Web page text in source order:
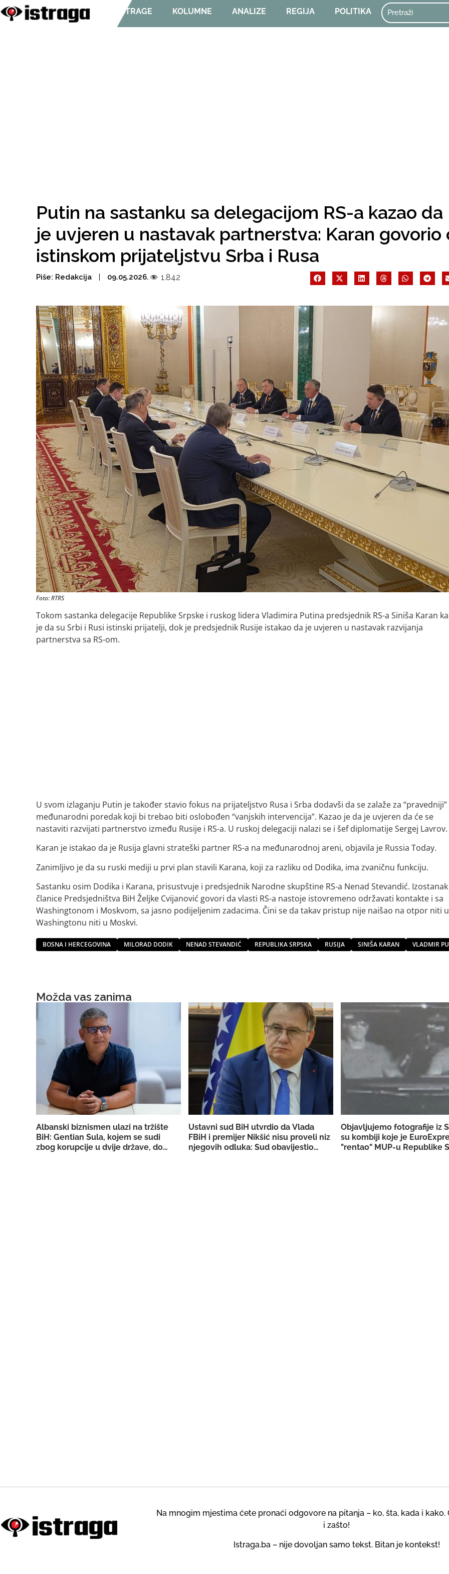
ISTRAGE KOLUMNE ANALIZE REGIJA POLITIKA
Putin na sastanku sa delegacijom RS-a kazao da
je uvjeren u nastavak partnerstva: Karan govorio
istinskom prijateljstvu Srba i Rusa
Piše: Redakcija 09.05.2026. 1.842
Foto: RTRS
Tokom sastanka delegacije Republike Srpske i ruskog lidera Vladimira Putina predsjednik RS-a Siniša Karan
je da su Srbi i Rusi istinski prijatelji, dok je predsjednik Rusije istakao da je uvjeren u nastavak razvijanja
partnerstva sa RS-om.
U svom izlaganju Putin je također stavio fokus na prijateljstvo Rusa i Srba dodavši da se zalaže za “pravedniji”
međunarodni poredak koji bi trebao biti oslobođen “vanjskih intervencija”. Kazao je da je uvjeren da će se
nastaviti razvijati partnerstvo između Rusije i RS-a. U ruskoj delegaciji nalazi se i šef diplomatije Sergej Lavrov.
Karan je istakao da je Rusija glavni strateški partner RS-a na međunarodnoj areni, objavila je Russia Today.
Zanimljivo je da su ruski mediji u prvi plan stavili Karana, koji za razliku od Dodika, ima zvaničnu funkciju.
Sastanku osim Dodika i Karana, prisustvuje i predsjednik Narodne skupštine RS-a Nenad Stevandić. Izostanak
članice Predsjedništva BiH Željke Cvijanović govori da vlasti RS-a nastoje istovremeno održavati kontakte i sa
Washingtonom i Moskvom, sa jasno podijeljenim zadacima. Čini se da takav pristup nije naišao na otpor niti u
Washingtonu niti u Moskvi.
BOSNA I HERCEGOVINA MILORAD DODIK NENAD STEVANDIĆ REPUBLIKA SRPSKA RUSIJA SINIŠA KARAN VLADMIR
Možda vas zanima
Albanski biznismen ulazi na tržište
BiH: Gentian Sula, kojem se sudi
zbog korupcije u dvije države, dobio
Ustavni sud BiH utvrdio da Vlada
FBiH i premijer Nikšić nisu proveli niz
njegovih odluka: Sud obavijestio
Objavljujemo fotografije iz
su kombiji koje je
"rentao" MUP-u Republike
Na mnogim mjestima ćete pronaći odgovore na pitanja – ko, šta, kada i kako.
i zašto!
Istraga.ba – nije dovoljan samo tekst. Bitan je kontekst!